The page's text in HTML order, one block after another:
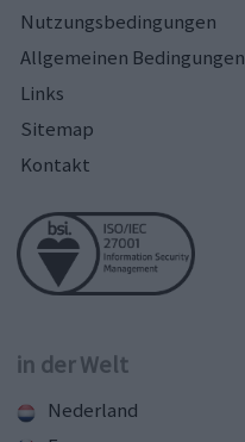
Nutzungsbedingungen
Allgemeinen Bedingungen
Links
Sitemap
Kontakt
in der Welt
Nederland